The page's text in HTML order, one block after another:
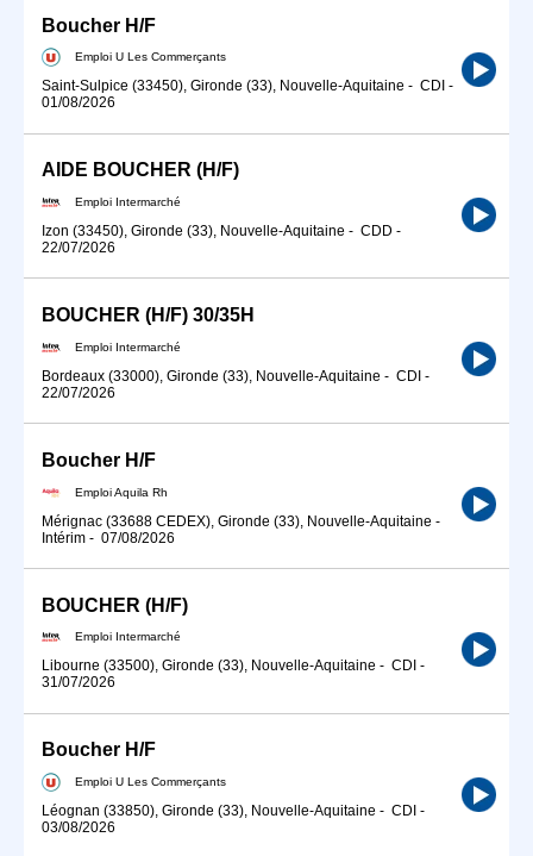
Boucher H/F
Emploi U Les Commerçants
Saint-Sulpice (33450), Gironde (33), Nouvelle-Aquitaine - CDI -
01/08/2026
AIDE BOUCHER (H/F)
Emploi Intermarché
Izon (33450), Gironde (33), Nouvelle-Aquitaine - CDD -
22/07/2026
BOUCHER (H/F) 30/35H
Emploi Intermarché
Bordeaux (33000), Gironde (33), Nouvelle-Aquitaine - CDI -
22/07/2026
Boucher H/F
Emploi Aquila Rh
Mérignac (33688 CEDEX), Gironde (33), Nouvelle-Aquitaine -
Intérim - 07/08/2026
BOUCHER (H/F)
Emploi Intermarché
Libourne (33500), Gironde (33), Nouvelle-Aquitaine - CDI -
31/07/2026
Boucher H/F
Emploi U Les Commerçants
Léognan (33850), Gironde (33), Nouvelle-Aquitaine - CDI -
03/08/2026